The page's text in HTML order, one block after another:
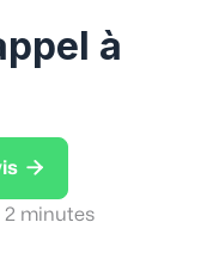
à

minutes